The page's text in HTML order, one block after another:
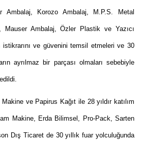
Ambalaj, Korozo Ambalaj, M.P.S. Metal
Mauser Ambalaj, Özler Plastik ve Yazıcı
istikrarını ve güvenini temsil etmeleri ve 30
ayrılmaz bir parçası olmaları sebebiyle
ve Papirus Kağıt ile 28 yıldır katılım
Makine, Erda Bilimsel, Pro-Pack, Sarten
Dış Ticaret de 30 yıllık fuar yolculuğunda